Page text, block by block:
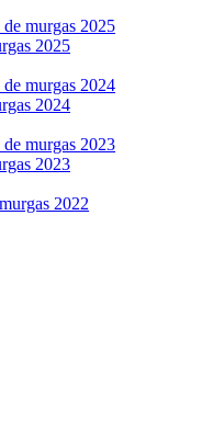
murgas 2025
2025
murgas 2024
2024
murgas 2023
2023
2022